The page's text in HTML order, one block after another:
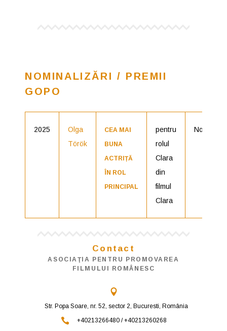
NOMINALIZĂRI / PREMII
GOPO
2025
Olga
Török
CEA MAI
BUNA
ACTRIȚĂ
ÎN ROL
PRINCIPAL
pentru
rolul
Clara
din
filmul
Clara
Contact
ASOCIAŢIA PENTRU PROMOVAREA
FILMULUI ROMÂNESC
Str. Popa Soare, nr. 52, sector 2, Bucuresti, România
+40213266480 / +40213260268